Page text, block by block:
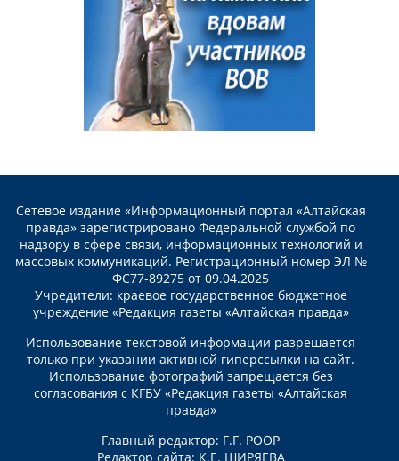
Сетевое издание «Информационный портал «Алтайская
правда» зарегистрировано Федеральной службой по
надзору в сфере связи, информационных технологий и
массовых коммуникаций. Регистрационный номер ЭЛ №
ФС77-89275 от 09.04.2025
Учредители: краевое государственное бюджетное
учреждение «Редакция газеты «Алтайская правда»
Использование текстовой информации разрешается
только при указании активной гиперссылки на сайт.
Использование фотографий запрещается без
согласования с КГБУ «Редакция газеты «Алтайская
правда»
Главный редактор: Г.Г. РООР
Редактор сайта: К.Е. ШИРЯЕВА